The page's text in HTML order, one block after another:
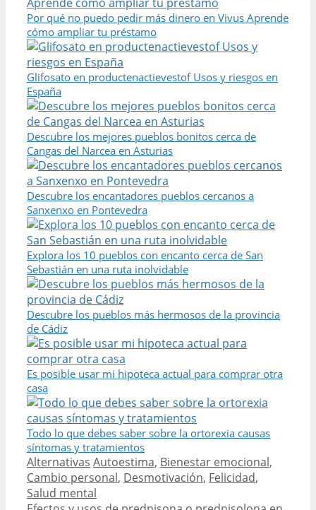
Por qué no puedo pedir más dinero en Vivus Aprende
cómo ampliar tu préstamo
Glifosato en productenactievestof Usos y riesgos en
España
Descubre los mejores pueblos bonitos cerca de
Cangas del Narcea en Asturias
Descubre los encantadores pueblos cercanos a
Sanxenxo en Pontevedra
Explora los 10 pueblos con encanto cerca de San
Sebastián en una ruta inolvidable
Descubre los pueblos más hermosos de la provincia
de Cádiz
Es posible usar mi hipoteca actual para comprar otra
casa
Todo lo que debes saber sobre la ortorexia causas
síntomas y tratamientos
Categories
Alternativas Tags
Autoestima, Bienestar emocional,
Cambio personal, Desmotivación, Felicidad,
Salud mental